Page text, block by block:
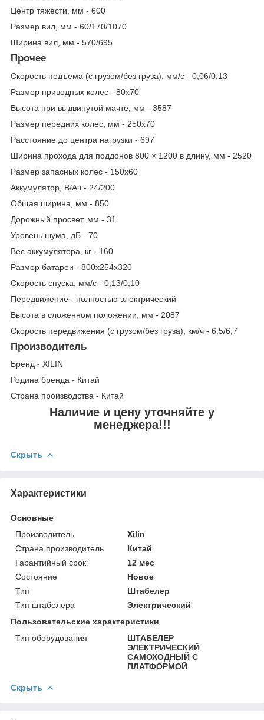
Центр тяжести, мм - 600
Размер вил, мм - 60/170/1070
Ширина вил, мм - 570/695
Прочее
Скорость подъема (с грузом/без груза), мм/с - 0,06/0,13
Размер приводных колес - 80х70
Высота при выдвинутой мачте, мм - 3587
Размер передних колес, мм - 250x70
Расстояние до центра нагрузки - 697
Ширина прохода для поддонов 800 × 1200 в длину, мм - 2520
Размер запасных колес - 150х60
Аккумулятор, В/Ач - 24/200
Общая ширина, мм - 850
Дорожный просвет, мм - 31
Уровень шума, дБ - 70
Вес аккумулятора, кг - 160
Размер батареи - 800x254x320
Скорость спуска, мм/с - 0,13/0,10
Передвижение - полностью электрический
Высота в сложенном положении, мм - 2087
Скорость передвижения (с грузом/без груза), км/ч - 6,5/6,7
Производитель
Бренд - XILIN
Родина бренда - Китай
Страна производства - Китай
Наличие и цену уточняйте у
менеджера!!!
Скрыть
Характеристики
Основные
Производитель
Xilin
Страна производитель
Китай
Гарантийный срок
12 мес
Состояние
Новое
Тип
Штабелер
Тип штабелера
Электрический
Пользовательские характеристики
Тип оборудования
ШТАБЕЛЕР
ЭЛЕКТРИЧЕСКИЙ
САМОХОДНЫЙ С
ПЛАТФОРМОЙ
Скрыть